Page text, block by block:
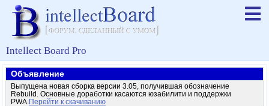
Intellect Board Pro
Объявление
Выпущена новая сборка версии 3.05, получившая обозначение
Rebuild. Основные доработки касаются юзабилити и поддержки
PWA. Перейти к скачиванию